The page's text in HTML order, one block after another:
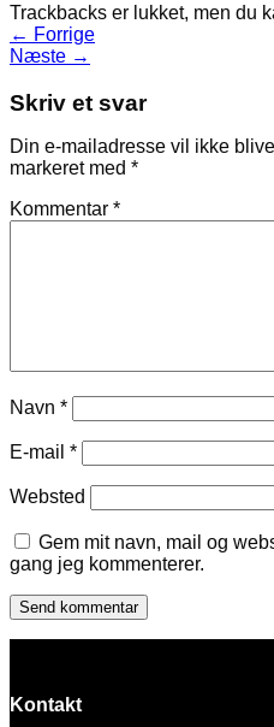
Trackbacks er lukket, men du
← Forrige
Næste →
Skriv et svar
Din e-mailadresse vil ikke
markeret med *
Kommentar *
Navn *
E-mail *
Websted
Gem mit navn, mail og
gang jeg kommenterer.
Kontakt